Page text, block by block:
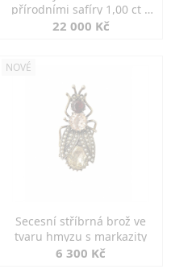
přírodními safíry 1,00 ct a
diamanty
22 000 Kč
NOVÉ
Secesní stříbrná brož ve
tvaru hmyzu s markazity
6 300 Kč